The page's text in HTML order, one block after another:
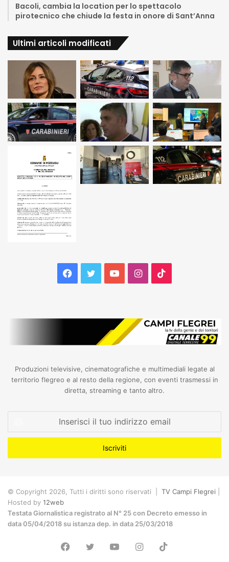
Bacoli, cambia la location per lo spettacolo
pirotecnico che chiude la festa in onore di Sant’Anna
Ultimi articoli modificati
Facebook
TwitterYouTubeInstagram
Produzioni televisive, cinematografiche e multimediali legate al
territorio flegreo e al resto della regione, con eventi trasmessi in
diretta, streaming e tanto altro.
tuo
email
© Copyright 2026, Tutti i diritti sono riservati | TV Campi Flegrei
Hosted by 12web
Testata Giornalistica registrato al N° 25 con Decreto emesso in
data 05/04/2018 su istanza dep. in data 25/03/2018
Facebook
TwitterYouTubeInstagram